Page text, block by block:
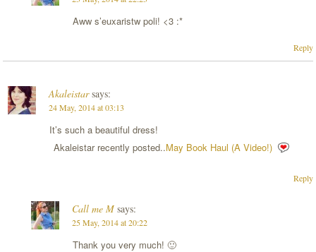
Aww s’euxaristw poli! <3 :*
Reply
Akaleistar says:
24 May, 2014 at 03:13
It’s such a beautiful dress!
Akaleistar recently posted..May Book Haul (A Video!)
Reply
Call me M says:
25 May, 2014 at 20:22
Thank you very much! 🙂